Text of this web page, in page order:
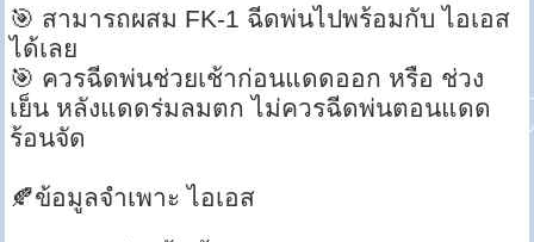
🎯 สามารถผสม FK-1 ฉีดพ่นไปพร้อมกับ ไอเอส
ได้เลย
🎯 ควรฉีดพ่นช่วยเช้าก่อนแดดออก หรือ ช่วง
เย็น หลังแดดร่มลมตก ไม่ควรฉีดพ่นตอนแดด
ร้อนจัด
🍂ข้อมูลจำเพาะ ไอเอส